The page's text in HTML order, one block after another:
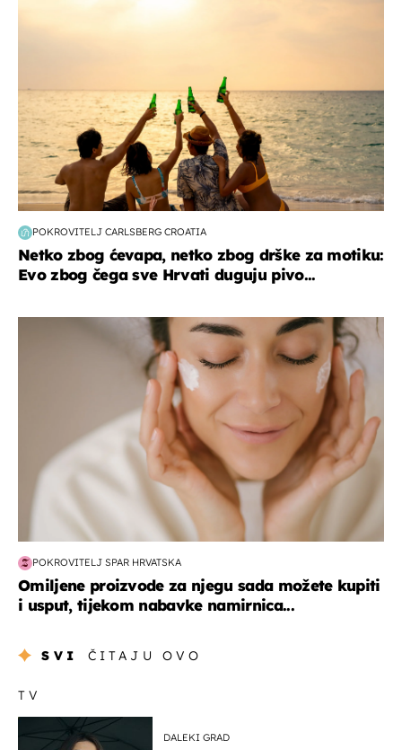
POKROVITELJ CARLSBERG CROATIA
Netko zbog ćevapa, netko zbog drške za motiku:
Evo zbog čega sve Hrvati duguju pivo...
moda & ljepota
POKROVITELJ SPAR HRVATSKA
Omiljene proizvode za njegu sada možete kupiti
i usput, tijekom nabavke namirnica...
SVI ČITAJU OVO
TV
DALEKI GRAD